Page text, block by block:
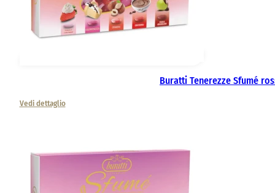
Buratti Tenerezze Sfumé
Vedi dettaglio